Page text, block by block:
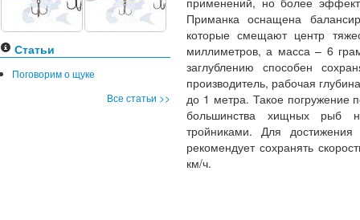
Статьи
Поговорим о щуке
Все статьи >>
Приманка оснащена
которые смещают центр
миллиметров, а масса – 6
заглублению способен
производитель, рабочая
до 1 метра. Такое погружение
большинства хищных рыб
тройниками. Для достижения
рекомендует сохранять
км/ч.